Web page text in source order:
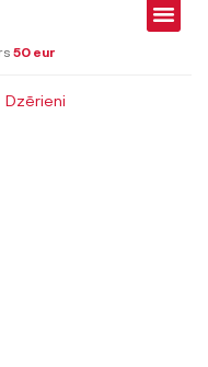
50 eur
Dzērieni